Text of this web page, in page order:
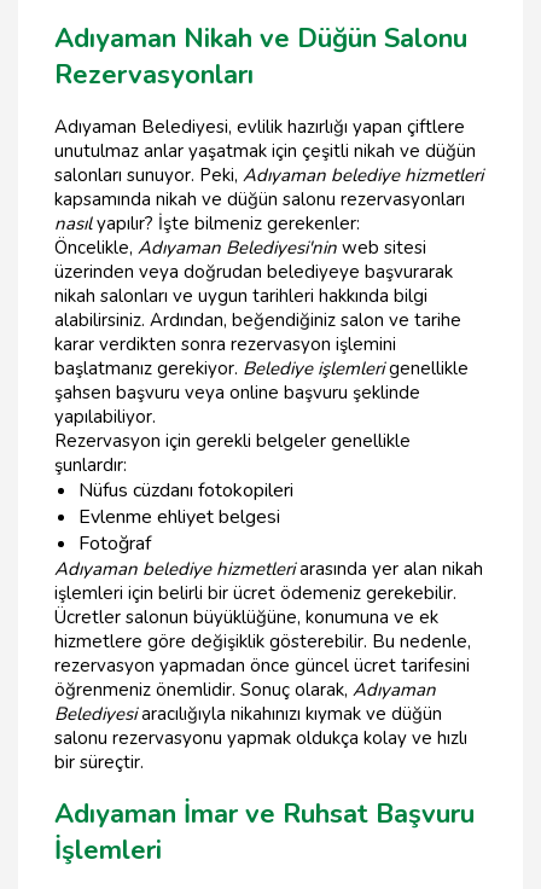
Adıyaman Nikah ve Düğün Salonu
Rezervasyonları
Adıyaman Belediyesi, evlilik hazırlığı yapan çiftlere
unutulmaz anlar yaşatmak için çeşitli nikah ve düğün
salonları sunuyor. Peki, Adıyaman belediye hizmetleri
kapsamında nikah ve düğün salonu rezervasyonları
nasılyapılır? İşte bilmeniz gerekenler:
Öncelikle, Adıyaman Belediyesi'nin web sitesi
üzerinden veya doğrudan belediyeye başvurarak
nikah salonları ve uygun tarihleri hakkında bilgi
alabilirsiniz. Ardından, beğendiğiniz salon ve tarihe
karar verdikten sonra rezervasyon işlemini
başlatmanız gerekiyor. Belediye işlemlerigenellikle
şahsen başvuru veya online başvuru şeklinde
yapılabiliyor.
Rezervasyon için gerekli belgeler genellikle
şunlardır:
Nüfus cüzdanı fotokopileri
Evlenme ehliyet belgesi
Fotoğraf
Adıyaman belediye hizmetleriarasında yer alan nikah
işlemleri için belirli bir ücret ödemeniz gerekebilir.
Ücretler salonun büyüklüğüne, konumuna ve ek
hizmetlere göre değişiklik gösterebilir. Bu nedenle,
rezervasyon yapmadan önce güncel ücret tarifesini
öğrenmeniz önemlidir. Sonuç olarak, Adıyaman
Belediyesiaracılığıyla nikahınızı kıymak ve düğün
salonu rezervasyonu yapmak oldukça kolay ve hızlı
bir süreçtir.
Adıyaman İmar ve Ruhsat Başvuru
İşlemleri